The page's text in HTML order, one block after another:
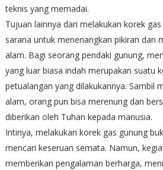
teknis yang memadai.
Tujuan lainnya dari melakukan korek
sarana untuk menenangkan pikiran dan
alam. Bagi seorang pendaki gunung,
yang luar biasa indah merupakan suatu
petualangan yang dilakukannya. Sambil
alam, orang pun bisa merenung dan
diberikan oleh Tuhan kepada manusia.
Intinya, melakukan korek gas gunung
mencari keseruan semata. Namun,
memberikan pengalaman berharga,